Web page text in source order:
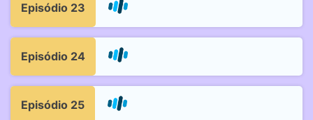
Episódio 23
Episódio 24
Episódio 25